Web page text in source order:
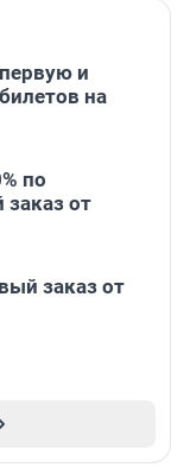
и
на
по
от
заказ от